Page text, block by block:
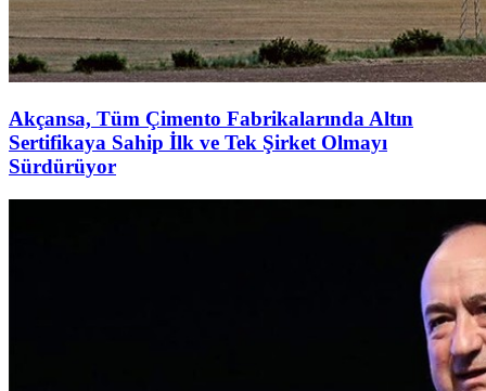
Akçansa, Tüm Çimento Fabrikalarında Altın
Sertifikaya Sahip İlk ve Tek Şirket Olmayı
Sürdürüyor